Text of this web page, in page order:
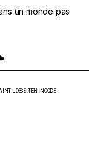
un monde pas
JOSSE-TEN-NOODE –